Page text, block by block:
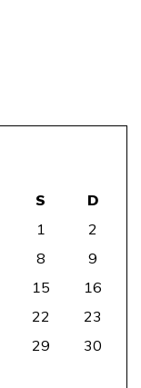
S
D
1
2
8
9
15
16
22
23
29
30